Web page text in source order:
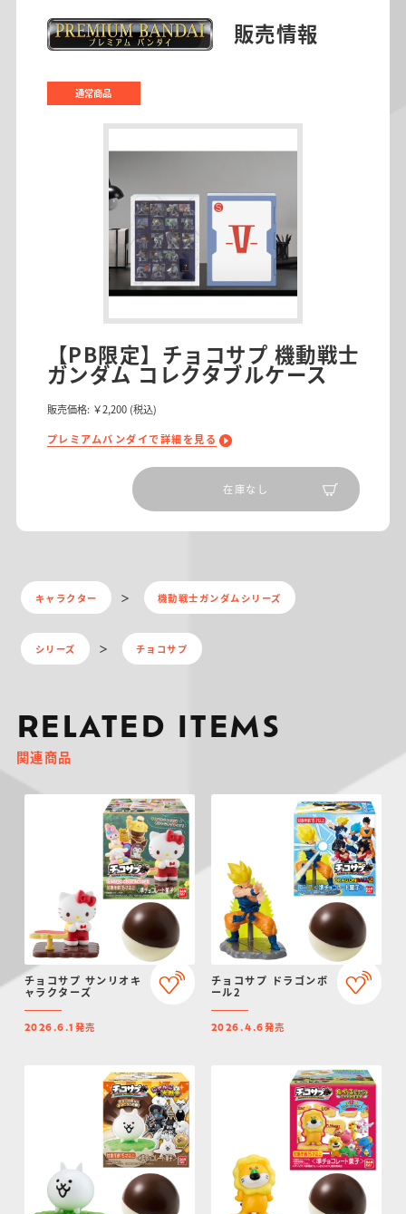
販売情報
通常商品
【PB限定】チョコサプ 機動戦士
ガンダム コレクタブルケース
販売価格: ￥2,200 (税込)
プレミアムバンダイで詳細を見る
在庫なし
キャラクター 機動戦士ガンダムシリーズ
シリーズ チョコサプ
RELATED ITEMS
関連商品
チョコサプ サンリオキ
ャラクターズ
2026.6.1 発売
チョコサプ ドラゴンボ
ール2
2026.4.6発売